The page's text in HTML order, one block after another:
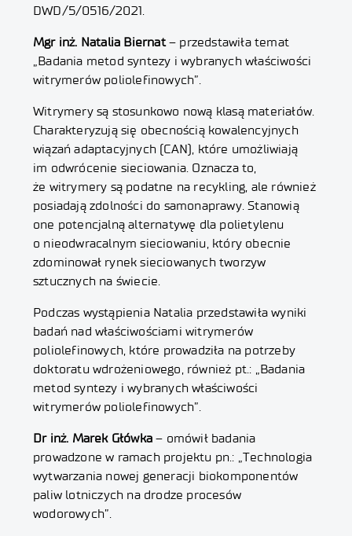
DWD/5/0516/2021.
Mgr inż. Natalia Biernat– przedstawiła temat
„Badania metod syntezy i wybranych właściwości
witrymerów poliolefinowych”.
Witrymery są stosunkowo nową klasą materiałów.
Charakteryzują się obecnością kowalencyjnych
wiązań adaptacyjnych (CAN), które umożliwiają
im odwrócenie sieciowania. Oznacza to,
że witrymery są podatne na recykling, ale również
posiadają zdolności do samonaprawy. Stanowią
one potencjalną alternatywę dla polietylenu
o nieodwracalnym sieciowaniu, który obecnie
zdominował rynek sieciowanych tworzyw
sztucznych na świecie.
Podczas wystąpienia Natalia przedstawiła wyniki
badań nad właściwościami witrymerów
poliolefinowych, które prowadziła na potrzeby
doktoratu wdrożeniowego, również pt.: „Badania
metod syntezy i wybranych właściwości
witrymerów poliolefinowych”.
Dr inż. Marek Główka – omówił badania
prowadzone w ramach projektu pn.: „Technologia
wytwarzania nowej generacji biokomponentów
paliw lotniczych na drodze procesów
wodorowych”.